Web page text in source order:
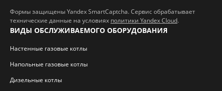
Формы защищены Yandex SmartCaptcha. Сервис обрабатывает
технические данные на условиях политики Yandex Cloud.
ВИДЫ ОБСЛУЖИВАЕМОГО ОБОРУДОВАНИЯ
Настенные газовые котлы
Напольные газовые котлы
Дизельные котлы